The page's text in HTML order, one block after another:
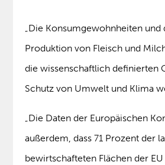
„Die Konsumgewohnheiten und
Produktion von Fleisch und
die wissenschaftlich definierten
Schutz von Umwelt und Klima
„Die Daten der Europäischen
außerdem, dass 71 Prozent der
bewirtschafteten Flächen der